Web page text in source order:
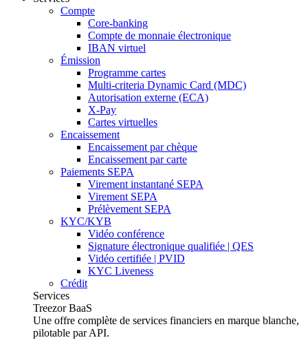
Compte
Core-banking
Compte de monnaie électronique
IBAN virtuel
Émission
Programme cartes
Multi-criteria Dynamic Card (MDC)
Autorisation externe (ECA)
X-Pay
Cartes virtuelles
Encaissement
Encaissement par chèque
Encaissement par carte
Paiements SEPA
Virement instantané SEPA
Virement SEPA
Prélèvement SEPA
KYC/KYB
Vidéo conférence
Signature électronique qualifiée | QES
Vidéo certifiée | PVID
KYC Liveness
Crédit
Services
Treezor BaaS
Une offre complète de services financiers en marque blanche,
pilotable par API.